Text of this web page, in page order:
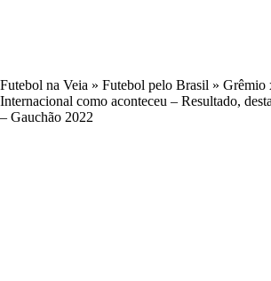
Futebol na Veia » Futebol pelo Brasil » Grêmio
Internacional como aconteceu – Resultado,
– Gauchão 2022